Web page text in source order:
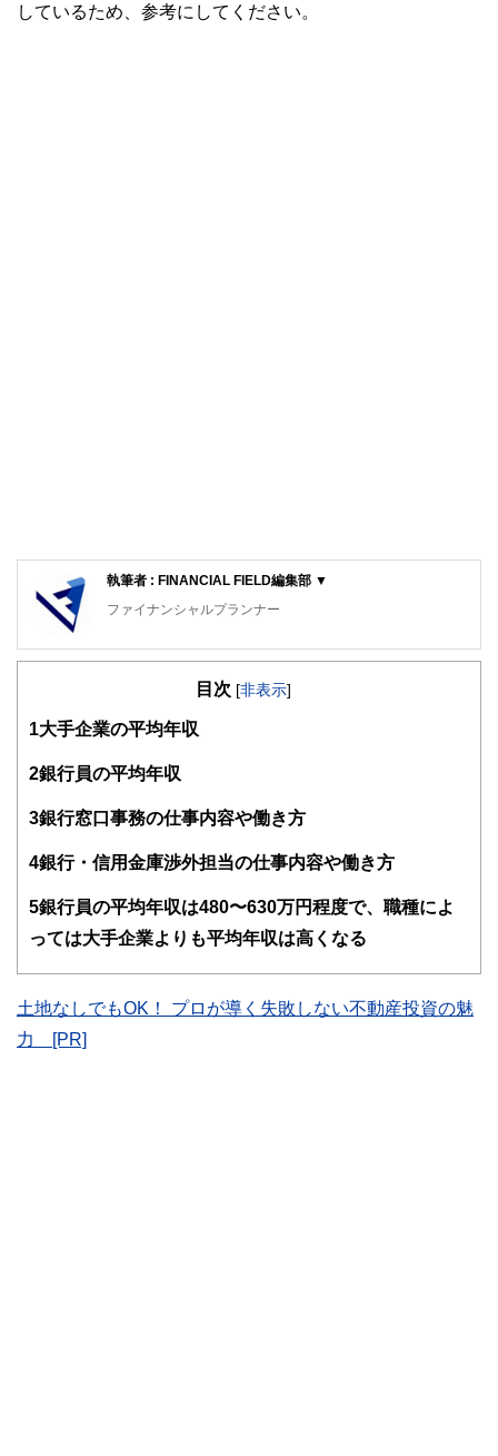
しているため、参考にしてください。
執筆者 : FINANCIAL FIELD編集部 ▼
ファイナンシャルプランナー
FinancialField編集部は、金融、経済に関する記事を、日々
知識がない方でも理解できるようわかりやすく発信していま
得者を中心に「お金や暮らし」に関する書籍・雑誌の編集経
験者で構成され、企画立案から記事掲載まですべての工程に
関わることで、読者目線のコンテンツを追求しています。
護士、税理士、宅地建物取引士、相続診断士、住宅ローンア
士、行政書士、投資アナリスト、キャリアコンサルタントな
かしく感じられる年金や税金、相続、保険、ローンなどの話
このように編集経験豊富なメンバーと金融や経済に精通した
執筆者・監修者による執筆体制を築くことで、内容のわかり
目次 [非表示]
1 大手企業の平均年収
2銀行員の平均年収
3銀行窓口事務の仕事内容や働き方
4銀行・信用金庫渉外担当の仕事内容や働き方
5銀行員の平均年収は480〜630万円程度で、職種によ
っては大手企業よりも平均年収は高くなる
土地なしでもOK！ プロが導く失敗しない不動産投資の魅
力 [PR]